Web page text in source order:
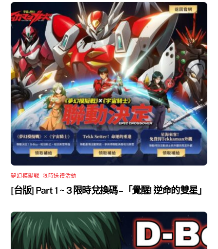
夢幻模擬戰 限時送禮活動
[台版] Part 1 ~ 3 限時兌換碼 –「覺醒! 逆命的雙星」